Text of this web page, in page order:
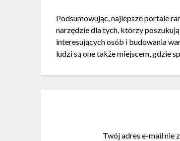
Podsumowując, najlepsze portale
narzędzie dla tych, którzy
interesujących osób i budowania
ludzi są one także miejscem, gdzie
Twój adres e-mail nie